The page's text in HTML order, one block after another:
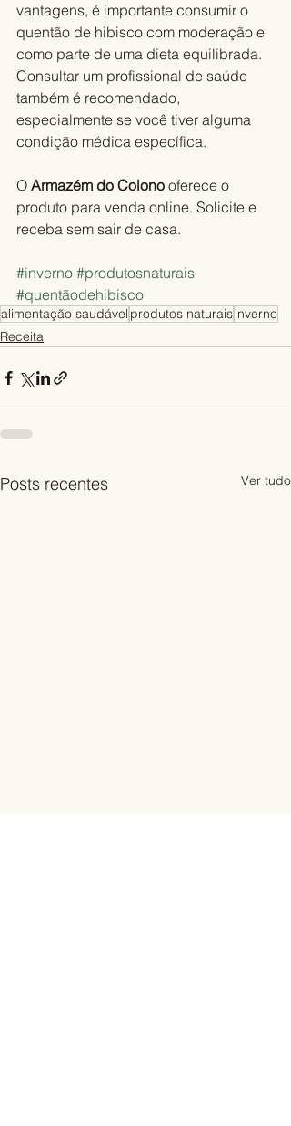
vantagens, é importante consumir o
quentão de hibisco com moderação e
como parte de uma dieta equilibrada.
Consultar um profissional de saúde
também é recomendado,
especialmente se você tiver alguma
condição médica específica.
O Armazém do Colono oferece o
produto para venda online. Solicite e
receba sem sair de casa.
#inverno #produtosnaturais
#quentãodehibisco
alimentação saudável produtos naturaisinverno
Receita
Posts recentes Ver tudo